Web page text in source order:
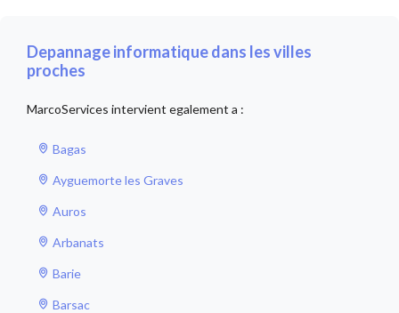
Depannage informatique dans les villes
proches
MarcoServices intervient egalement a :
Bagas
Ayguemorte les Graves
Auros
Arbanats
Barie
Barsac